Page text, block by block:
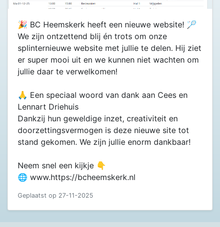
🎉 BC Heemskerk heeft een nieuwe website! 🏸
We zijn ontzettend blij én trots om onze
splinternieuwe website met jullie te delen. Hij ziet
er super mooi uit en we kunnen niet wachten om
jullie daar te verwelkomen!
🙏 Een speciaal woord van dank aan Cees en
Lennart Driehuis
Dankzij hun geweldige inzet, creativiteit en
doorzettingsvermogen is deze nieuwe site tot
stand gekomen. We zijn jullie enorm dankbaar!
Neem snel een kijkje 👇
🌐 www.https://bcheemskerk.nl
Geplaatst op 27-11-2025